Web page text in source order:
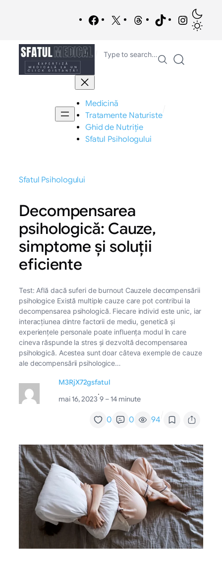
Facebook
X ThreadsTikTok
Type to search…
Medicină
Tratamente Naturiste
Ghid de Nutriție
Sfatul Psihologului
Sfatul Psihologului
Decompensarea
psihologică: Cauze,
simptome și soluții
eficiente
Test: Află dacă suferi de burnout Cauzele decompensării
psihologice Există multiple cauze care pot contribui la
decompensarea psihologică. Fiecare individ este unic, iar
interacțiunea dintre factorii de mediu, genetică și
experiențele personale poate influența modul în care
cineva răspunde la stres și dezvoltă decompensarea
psihologică. Acestea sunt doar câteva exemple de cauze
ale decompensării psihologice…
M3RjX72gsfatul
mai 16, 2023
·
9 – 14 minute
0 0 94